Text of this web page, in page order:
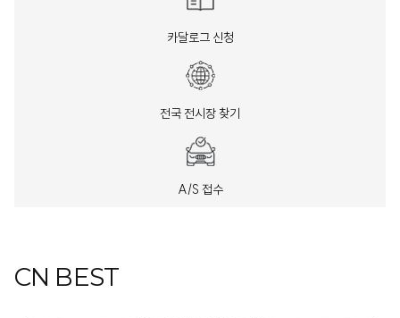
카달로그 신청
전국 전시장 찾기
A/S 접수
CN BEST